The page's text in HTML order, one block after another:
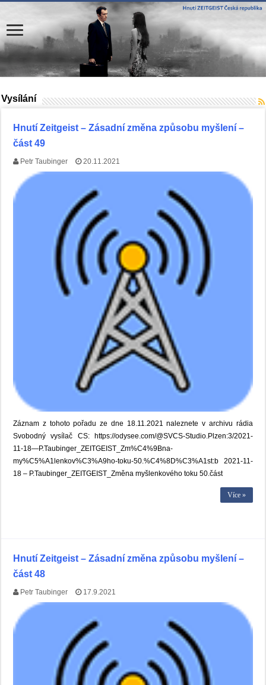
Vysílání
Hnutí Zeitgeist – Zásadní změna způsobu myšlení –
část 49
Petr Taubinger 20.11.2021
Záznam z tohoto pořadu ze dne 18.11.2021 naleznete v archivu rádia
Svobodný vysílač CS: https://odysee.com/@SVCS-Studio.Plzen:3/2021-
11-18—P.Taubinger_ZEITGEIST_Zm%C4%9Bna-
my%C5%A1lenkov%C3%A9ho-toku-50.%C4%8D%C3%A1st:b 2021-11-
18 – P.Taubinger_ZEITGEIST_Změna myšlenkového toku 50.část
Více »
Hnutí Zeitgeist – Zásadní změna způsobu myšlení –
část 48
Petr Taubinger 17.9.2021